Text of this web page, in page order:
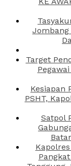
Jombang
Target
Kesiapan
PSHT,
Satpol